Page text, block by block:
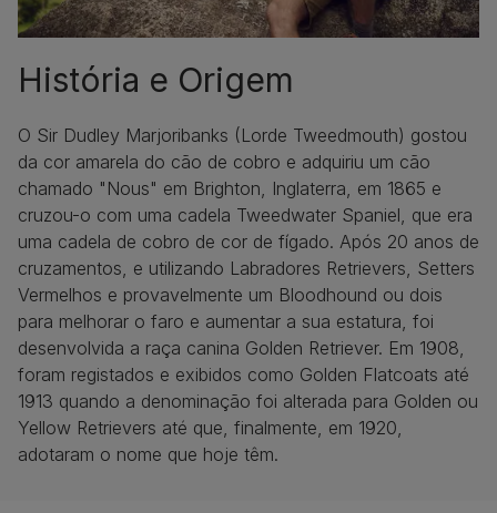
História e Origem
O Sir Dudley Marjoribanks (Lorde Tweedmouth) gostou
da cor amarela do cão de cobro e adquiriu um cão
chamado "Nous" em Brighton, Inglaterra, em 1865 e
cruzou-o com uma cadela Tweedwater Spaniel, que era
uma cadela de cobro de cor de fígado. Após 20 anos de
cruzamentos, e utilizando Labradores Retrievers, Setters
Vermelhos e provavelmente um Bloodhound ou dois
para melhorar o faro e aumentar a sua estatura, foi
desenvolvida a raça canina Golden Retriever. Em 1908,
foram registados e exibidos como Golden Flatcoats até
1913 quando a denominação foi alterada para Golden ou
Yellow Retrievers até que, finalmente, em 1920,
adotaram o nome que hoje têm.